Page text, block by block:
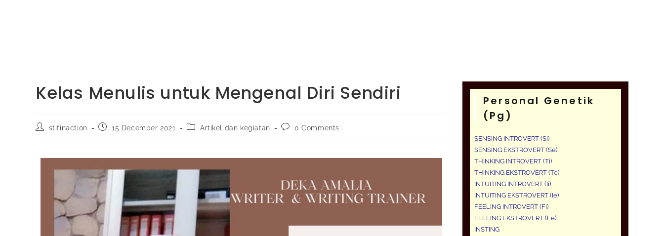
Kelas Menulis untuk Mengenal Diri Sendiri
stifinaction 15 December 2021 Artikel dan kegiatan 0 Comments
Personal Genetik
(pg)
SENSING INTROVERT (Si)
SENSING EKSTROVERT (Se)
THINKING INTROVERT (Ti)
THINKING EKSTROVERT (Te)
INTUITING INTROVERT (Ii)
INTUITING EKSTROVERT (Ie)
FEELING INTROVERT (Fi)
FEELING EKSTROVERT (Fe)
INSTING